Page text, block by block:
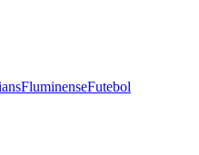
FluminenseFutebol